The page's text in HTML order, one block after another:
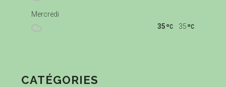
Mercredi
35
35
CATÉGORIES